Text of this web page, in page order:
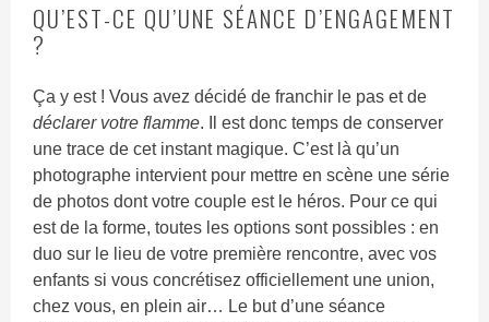
QU’EST-CE QU’UNE SÉANCE D’ENGAGEMENT
?
Ça y est ! Vous avez décidé de franchir le pas et de
déclarer votre flamme. Il est donc temps de conserver
une trace de cet instant magique. C’est là qu’un
photographe intervient pour mettre en scène une série
de photos dont votre couple est le héros. Pour ce qui
est de la forme, toutes les options sont possibles : en
duo sur le lieu de votre première rencontre, avec vos
enfants si vous concrétisez officiellement une union,
chez vous, en plein air… Le but d’une séance